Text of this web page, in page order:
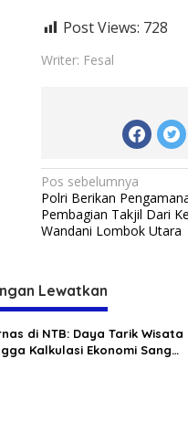
Post Views: 728
Writer: Fesal
Navigasi
pos
Pos sebelumnya
Polri Berikan
Pembagian Takjil Dari
Wandani Lombok Utara
Lewatkan
di NTB: Daya Tarik Wisata
Kalkulasi Ekonomi Sang